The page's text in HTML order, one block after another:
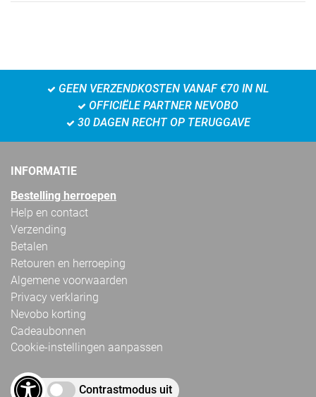
GEEN VERZENDKOSTEN VANAF €70 IN NL
OFFICIËLE PARTNER NEVOBO
30 DAGEN RECHT OP TERUGGAVE
INFORMATIE
Bestelling herroepen
Help en contact
Verzending
Betalen
Retouren en herroeping
Algemene voorwaarden
Privacy verklaring
Nevobo korting
Cadeaubonnen
Cookie-instellingen aanpassen
Contrastmodus uit